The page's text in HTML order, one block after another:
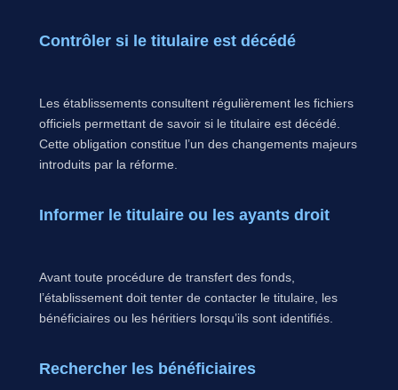
Contrôler si le titulaire est décédé
Les établissements consultent régulièrement les fichiers
officiels permettant de savoir si le titulaire est décédé.
Cette obligation constitue l’un des changements majeurs
introduits par la réforme.
Informer le titulaire ou les ayants droit
Avant toute procédure de transfert des fonds,
l’établissement doit tenter de contacter le titulaire, les
bénéficiaires ou les héritiers lorsqu’ils sont identifiés.
Rechercher les bénéficiaires